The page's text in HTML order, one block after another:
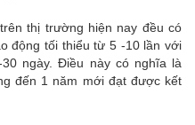
thị trường hiện nay đều có
động tối thiểu từ 5 -10 lần với
ngày. Điều này có nghĩa là
đến 1 năm mới đạt được kết